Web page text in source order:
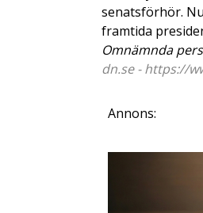
senatsförhör.
framtida
Omnämnda
dn.se - https://
Annons: